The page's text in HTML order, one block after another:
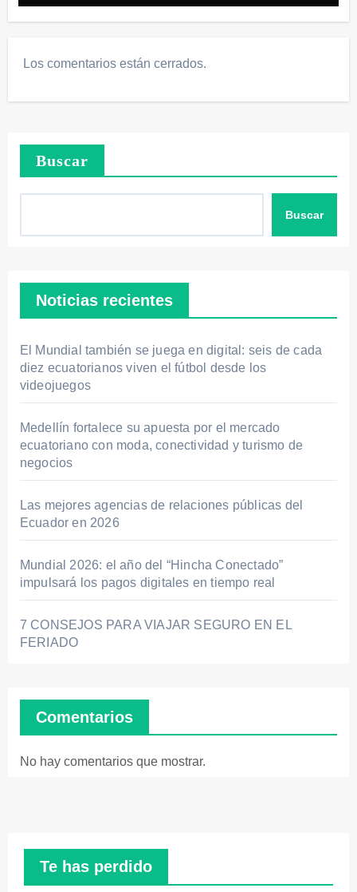
Los comentarios están cerrados.
Buscar
Buscar
Noticias recientes
El Mundial también se juega en digital: seis de cada
diez ecuatorianos viven el fútbol desde los
videojuegos
Medellín fortalece su apuesta por el mercado
ecuatoriano con moda, conectividad y turismo de
negocios
Las mejores agencias de relaciones públicas del
Ecuador en 2026
Mundial 2026: el año del “Hincha Conectado”
impulsará los pagos digitales en tiempo real
7 CONSEJOS PARA VIAJAR SEGURO EN EL
FERIADO
Comentarios
No hay comentarios que mostrar.
Te has perdido